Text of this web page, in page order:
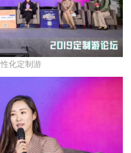
化定制游